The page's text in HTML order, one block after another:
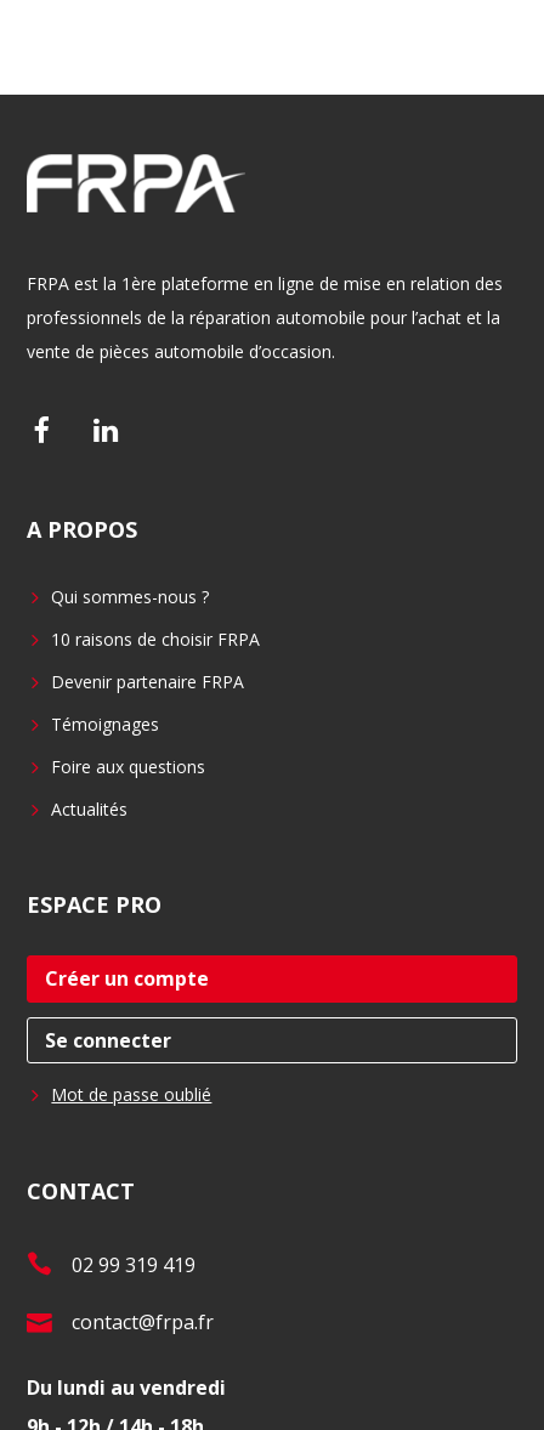
FRPA est la 1ère plateforme en ligne de mise en relation des
professionnels de la réparation automobile pour l’achat et la
vente de pièces automobile d’occasion.
F
e
o
o
L
k
d
i
A PROPOS
Qui sommes-nous ?
10 raisons de choisir FRPA
Devenir partenaire FRPA
Témoignages
Foire aux questions
Actualités
ESPACE PRO
Créer un compte
Se connecter
Mot de passe oublié
CONTACT
T
l
.
:
02 99 319 419
E
m
contact@frpa.fr
Du lundi au vendredi